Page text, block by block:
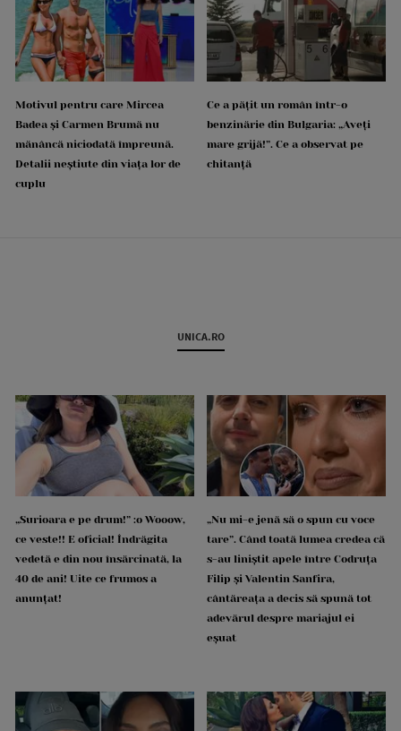
Motivul pentru care Mircea
Badea și Carmen Brumă nu
mănâncă niciodată împreună.
Detalii neștiute din viața lor de
cuplu
Ce a pățit un român într-o
benzinărie din Bulgaria: „Aveți
mare grijă!”. Ce a observat pe
chitanță
UNICA.RO
„Surioara e pe drum!” :o Wooow,
ce veste!! E oficial! Îndrăgita
vedetă e din nou însărcinată, la
40 de ani! Uite ce frumos a
anunțat!
„Nu mi-e jenă să o spun cu voce
tare”. Când toată lumea credea că
s-au liniștit apele între Codruța
Filip și Valentin Sanfira,
cântăreața a decis să spună tot
adevărul despre mariajul ei
eșuat